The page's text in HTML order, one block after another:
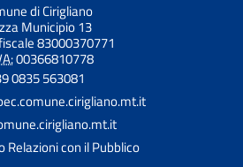
di Cirigliano
Municipio 13
83000370771
00366810778
0835 563081
Relazioni con il Pubblico